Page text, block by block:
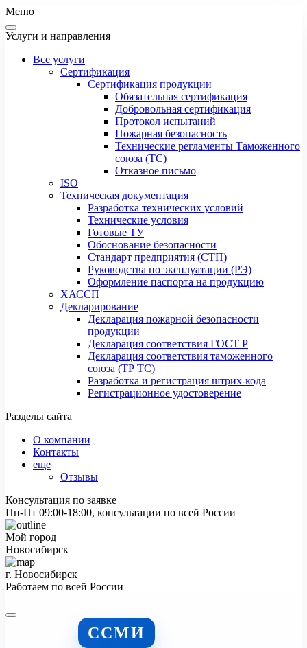
Меню
Услуги и направления
Все услуги
Сертификация
Сертификация продукции
Обязательная сертификация
Добровольная сертификация
Протокол испытаний
Пожарная безопасность
Технические регламенты Таможенного
союза (ТС)
Отказное письмо
ISO
Техническая документация
Разработка технических условий
Технические условия
Готовые ТУ
Обоснование безопасности
Стандарт предприятия (СТП)
Руководства по эксплуатации (РЭ)
Оформление паспорта на продукцию
ХАССП
Декларирование
Декларация пожарной безопасности
продукции
Декларация соответствия ГОСТ Р
Декларация соответствия таможенного
союза (ТР ТС)
Разработка и регистрация штрих-кода
Регистрационное удостоверение
Разделы сайта
О компании
Контакты
еще
Отзывы
Консультация по заявке
Пн-Пт 09:00-18:00, консультации по всей России
Мой город
Новосибирск
г. Новосибирск
Работаем по всей России
ССМИ